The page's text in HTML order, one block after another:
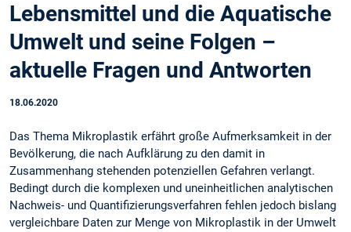
Lebensmittel und die Aquatische
Umwelt und seine Folgen –
aktuelle Fragen und Antworten
18.06.2020
Das Thema Mikroplastik erfährt große Aufmerksamkeit in der
Bevölkerung, die nach Aufklärung zu den damit in
Zusammenhang stehenden potenziellen Gefahren verlangt.
Bedingt durch die komplexen und uneinheitlichen analytischen
Nachweis- und Quantifizierungsverfahren fehlen jedoch bislang
vergleichbare Daten zur Menge von Mikroplastik in der Umwelt